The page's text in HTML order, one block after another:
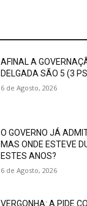
AFINAL A
DELGADA SÃO 5 (3
6 de Agosto, 2026
O GOVERNO JÁ
MAS ONDE ESTEVE
ESTES ANOS?
6 de Agosto, 2026
VERGONHA: A PIDE